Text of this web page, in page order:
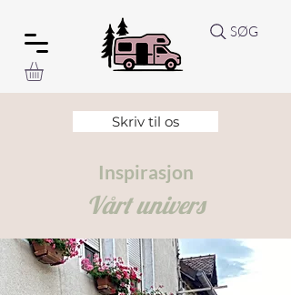
SØG
Skriv til os
Inspirasjon
Vårt univers